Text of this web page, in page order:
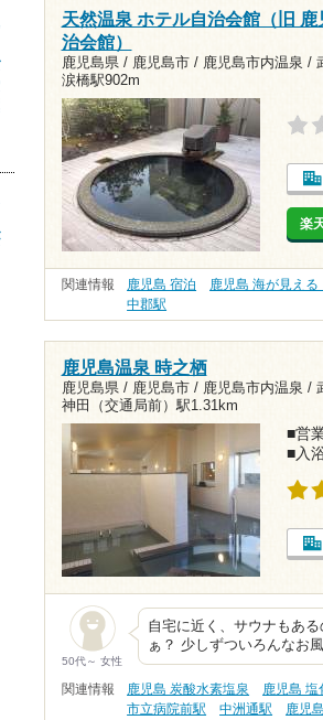
天然温泉 ホテル自治会館（旧 鹿
治会館）
鹿児島県 / 鹿児島市 / 鹿児島市内温泉 /
涙橋駅902m
楽
関連情報 鹿児島 宿泊 鹿児島 海が見える
中郡駅
鹿児島温泉 時之栖
鹿児島県 / 鹿児島市 / 鹿児島市内温泉 /
神田（交通局前）駅1.31km
■営
■入
50代～ 女性
自宅に近く、サウナもあ
ぁ？ 少しずついろんなお
関連情報 鹿児島 炭酸水素塩泉 鹿児島 塩
市立病院前駅
中洲通駅 鹿児